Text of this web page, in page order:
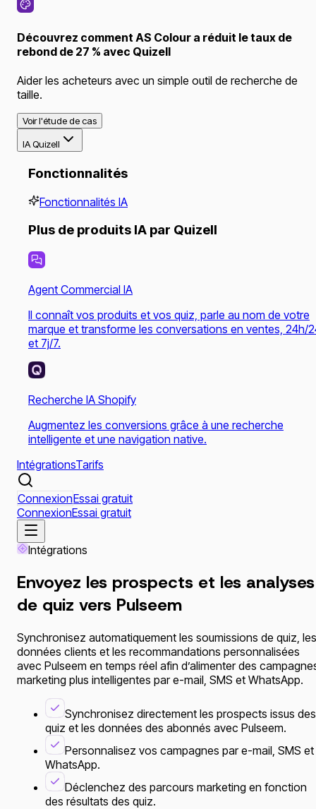
Découvrez comment AS Colour a réduit le taux de
rebond de 27 % avec Quizell
Aider les acheteurs avec un simple outil de recherche de
taille.
Voir l'étude de cas
IA Quizell
Fonctionnalités
Fonctionnalités IA
Plus de produits IA par Quizell
Agent Commercial IA
Il connaît vos produits et vos quiz, parle au nom de votre
marque et transforme les conversations en ventes, 24h/
et 7j/7.
Recherche IA Shopify
Augmentez les conversions grâce à une recherche
intelligente et une navigation native.
IntégrationsTarifs
ConnexionEssai gratuit
ConnexionEssai gratuit
Intégrations
Envoyez les prospects et les analyses
de quiz vers Pulseem
Synchronisez automatiquement les soumissions de quiz, les
données clients et les recommandations personnalisées
avec Pulseem en temps réel afin d’alimenter des
marketing plus intelligentes par e-mail, SMS et WhatsApp.
Synchronisez directement les prospects issus des
quiz et les données des abonnés avec Pulseem.
Personnalisez vos campagnes par e-mail, SMS et
WhatsApp.
Déclenchez des parcours marketing en fonction
des résultats des quiz.